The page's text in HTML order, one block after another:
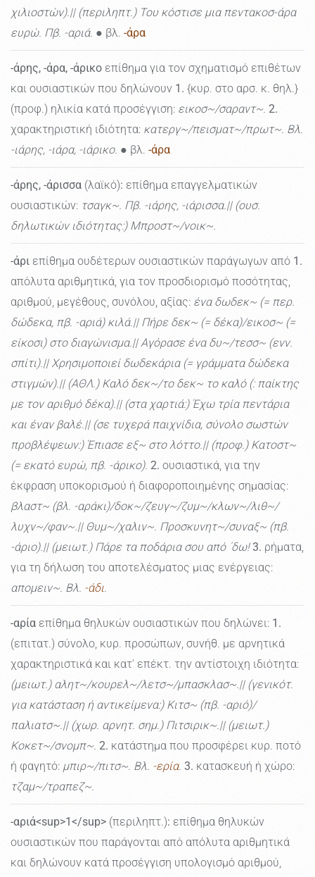
χιλιοστών).|| (περιληπτ.) Του κόστισε μια πεντακοσ-άρα
ευρώ. Πβ. -αριά. ● βλ. -άρα
-άρης, -άρα, -άρικο επίθημα για τον σχηματισμό επιθέτων
και ουσιαστικών που δηλώνουν 1. {κυρ. στο αρσ. κ. θηλ.}
(προφ.) ηλικία κατά προσέγγιση: εικοσ~/σαραντ~. 2.
χαρακτηριστική ιδιότητα: κατεργ~/πεισματ~/πρωτ~. Βλ.
-ιάρης, -ιάρα, -ιάρικο. ● βλ. -άρα
-άρης, -άρισσα (λαϊκό): επίθημα επαγγελματικών
ουσιαστικών: τσαγκ~. Πβ. -ιάρης, -ιάρισσα.|| (ουσ.
δηλωτικών ιδιότητας:) Mπροστ~/νοικ~.
-άρι επίθημα ουδέτερων ουσιαστικών παράγωγων από 1.
απόλυτα αριθμητικά, για τον προσδιορισμό ποσότητας,
αριθμού, μεγέθους, συνόλου, αξίας: ένα δωδεκ~ (= περ.
δώδεκα, πβ. -αριά) κιλά.|| Πήρε δεκ~ (= δέκα)/εικοσ~ (=
είκοσι) στο διαγώνισμα.|| Αγόρασε ένα δυ~/τεσσ~ (ενν.
σπίτι).|| Χρησιμοποιεί δωδεκάρια (= γράμματα δώδεκα
στιγμών).|| (ΑΘΛ.) Καλό δεκ~/το δεκ~ το καλό (: παίκτης
με τον αριθμό δέκα).|| (στα χαρτιά:) Έχω τρία πεντάρια
και έναν βαλέ.|| (σε τυχερά παιχνίδια, σύνολο σωστών
προβλέψεων:) Έπιασε εξ~ στο λόττο.|| (προφ.) Κατοστ~
(= εκατό ευρώ, πβ. -άρικο). 2. ουσιαστικά, για την
έκφραση υποκορισμού ή διαφοροποιημένης σημασίας:
βλαστ~ (βλ. -αράκι)/δοκ~/ζευγ~/ζυμ~/κλων~/λιθ~/
λυχν~/φαν~.|| Θυμ~/χαλιν~. Προσκυνητ~/συναξ~ (πβ.
-άριο).|| (μειωτ.) Πάρε τα ποδάρια σου από ΄δω! 3. ρήματα,
για τη δήλωση του αποτελέσματος μιας ενέργειας:
απομειν~. Βλ. -άδι.
-αρία επίθημα θηλυκών ουσιαστικών που δηλώνει: 1.
(επιτατ.) σύνολο, κυρ. προσώπων, συνήθ. με αρνητικά
χαρακτηριστικά και κατ' επέκτ. την αντίστοιχη ιδιότητα:
(μειωτ.) αλητ~/κουρελ~/λετσ~/μπασκλασ~.|| (γενικότ.
για κατάσταση ή αντικείμενα:) Kιτσ~ (πβ. -αριό)/
παλιατσ~.|| (χωρ. αρνητ. σημ.) Πιτσιρικ~.|| (μειωτ.)
Κοκετ~/σνομπ~. 2. κατάστημα που προσφέρει κυρ. ποτό
ή φαγητό: μπιρ~/πιτσ~. Βλ. -ερία. 3. κατασκευή ή χώρο:
τζαμ~/τραπεζ~.
-αριά<sup>1</sup> (περιληπτ.): επίθημα θηλυκών
ουσιαστικών που παράγονται από απόλυτα αριθμητικά
και δηλώνουν κατά προσέγγιση υπολογισμό αριθμού,